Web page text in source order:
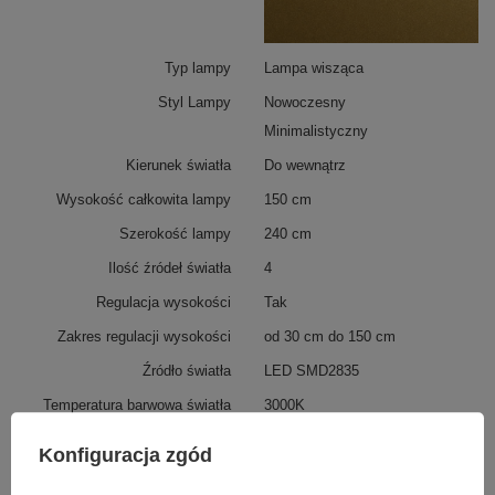
Typ lampy Lampa wisząca
Styl Lampy
Nowoczesny
Minimalistyczny
Kierunek światła Do wewnątrz
Wysokość całkowita lampy 150 cm
Szerokość lampy 240 cm
Ilość źródeł światła 4
Regulacja wysokości Tak
Zakres regulacji wysokości od 30 cm do 150 cm
Źródło światła LED SMD2835
Temperatura barwowa światła 3000K
Konfiguracja zgód